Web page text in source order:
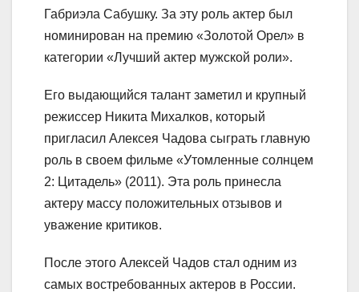
Габриэла Сабушку. За эту роль актер был
номинирован на премию «Золотой Орел» в
категории «Лучший актер мужской роли».
Его выдающийся талант заметил и крупный
режиссер Никита Михалков, который
пригласил Алексея Чадова сыграть главную
роль в своем фильме «Утомленные солнцем
2: Цитадель» (2011). Эта роль принесла
актеру массу положительных отзывов и
уважение критиков.
После этого Алексей Чадов стал одним из
самых востребованных актеров в России.